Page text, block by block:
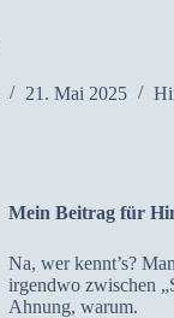
21. Mai 2025
Mein Beitrag für
Na, wer kennt’s?
irgendwo zwischen
Ahnung, warum.